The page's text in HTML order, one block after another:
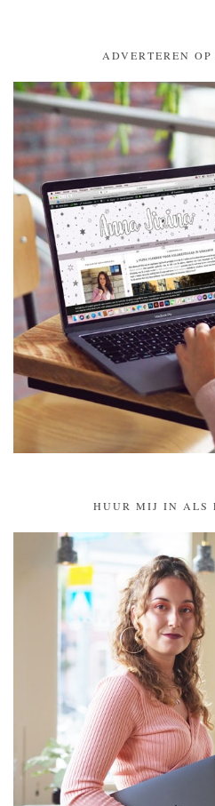
ADVERTEREN
HUUR MIJ IN ALS